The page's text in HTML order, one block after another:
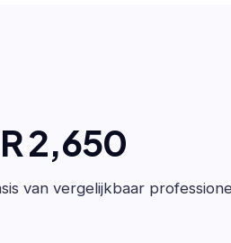
2,650
van vergelijkbaar